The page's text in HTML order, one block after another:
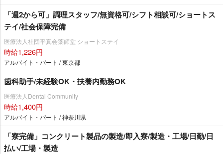
「週2から可」調理スタッフ/無資格可/シフト相談可/ショートス
テイ/社会保障完備
医療法人社団平真会薬師堂 ショートステイ
時給1,226円
アルバイト・パート / 東京都
歯科助手/未経験OK・扶養内勤務OK
医療法人Dental Community
時給1,400円
アルバイト・パート / 神奈川県
「寮完備」コンクリート製品の製造/即入寮/製造・工場/日勤/日
払い/工場・製造